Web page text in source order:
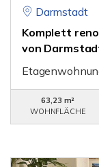
Darmstadt
Komplett
von
63,23 m²
WOHNFLÄCHE